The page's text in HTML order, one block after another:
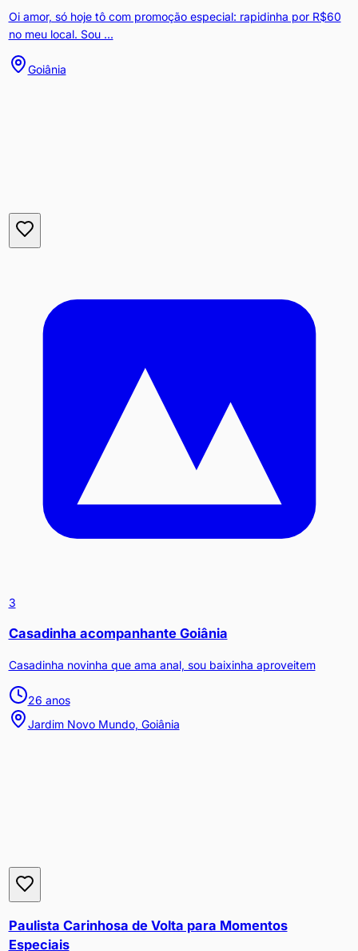
Oi amor, só hoje tô com promoção especial: rapidinha por R$60
no meu local. Sou ...
Goiânia
3
Casadinha acompanhante Goiânia
Casadinha novinha que ama anal, sou baixinha aproveitem
26 anos
Jardim Novo Mundo, Goiânia
Paulista Carinhosa de Volta para Momentos
Especiais